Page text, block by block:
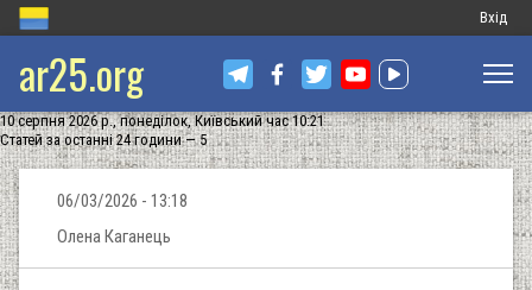
Меню
запису
Вхід
ar25.org
10 серпня 2026 р., понеділок, Київський час 10:21
Статей за останні 24 години — 5
06/03/2026 - 13:18
Олена Каганець